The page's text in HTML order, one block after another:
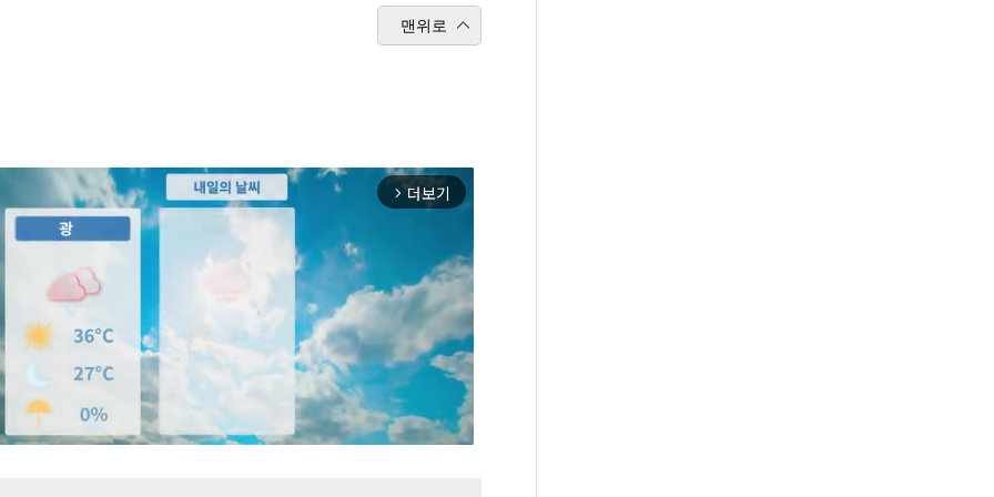
맨위로
arrow_forward_ios 더보기